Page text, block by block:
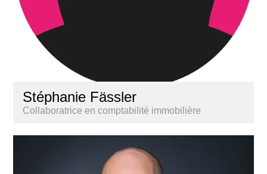
Stéphanie Fässler
Collaboratrice en comptabilité immobilière